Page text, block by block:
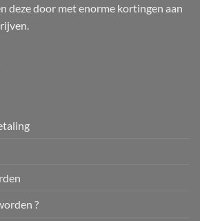
deze door met enorme kortingen aan
?